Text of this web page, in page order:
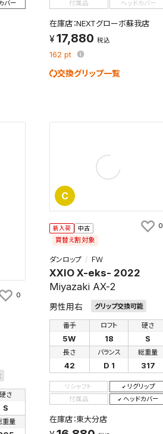
バー
付属品
ヘッドカバー
在庫店：NEXTグローボ蘇我店
17,880 税込
162 pt
交換グリップ一覧
硬さ
S
重量
0
C
新入荷 中古
買替え割対象
ダンロップ ＦＷ
XXIO X-eks- 2022
Miyazaki AX-2
男性用右 グリップ交換可能
番手
5W
ロフト
18
硬さ
S
長さ
42
バランス
D 1
総重量
317
リシャフト
リグリップ
付属品
ヘッドカバー
在庫店：東大分店
0
。
ます。
た際に、メール及びお客様
」で確認できます。